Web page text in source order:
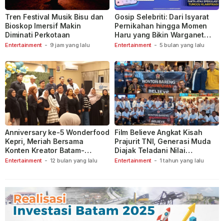
Entertainment - 9 jam yang lalu
Tren Festival Musik Bisu dan
Bioskop Imersif Makin
Diminati Perkotaan
Entertainment - 5 bulan yang lalu
Gosip Selebriti: Dari Isyarat
Pernikahan hingga Momen
Haru yang Bikin Warganet
Berspekulasi
Entertainment - 12 bulan yang lalu
Anniversary ke-5 Wonderfood
Kepri, Meriah Bersama
Konten Kreator Batam-
Tanjungpinang
Entertainment - 1 tahun yang lalu
Film Believe Angkat Kisah
Prajurit TNI, Generasi Muda
Diajak Teladani Nilai
Keberanian